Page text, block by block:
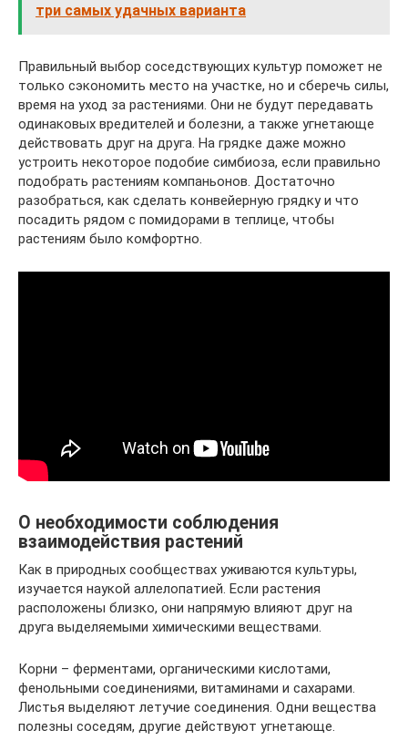
три самых удачных варианта
Правильный выбор соседствующих культур поможет не
только сэкономить место на участке, но и сберечь силы,
время на уход за растениями. Они не будут передавать
одинаковых вредителей и болезни, а также угнетающе
действовать друг на друга. На грядке даже можно
устроить некоторое подобие симбиоза, если правильно
подобрать растениям компаньонов. Достаточно
разобраться, как сделать конвейерную грядку и что
посадить рядом с помидорами в теплице, чтобы
растениям было комфортно.
О необходимости соблюдения
взаимодействия растений
Как в природных сообществах уживаются культуры,
изучается наукой аллелопатией. Если растения
расположены близко, они напрямую влияют друг на
друга выделяемыми химическими веществами.
Корни – ферментами, органическими кислотами,
фенольными соединениями, витаминами и сахарами.
Листья выделяют летучие соединения. Одни вещества
полезны соседям, другие действуют угнетающе.